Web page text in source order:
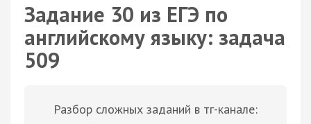
Задание 30 из ЕГЭ по
английскому языку: задача
509
Разбор сложных заданий в тг-канале: